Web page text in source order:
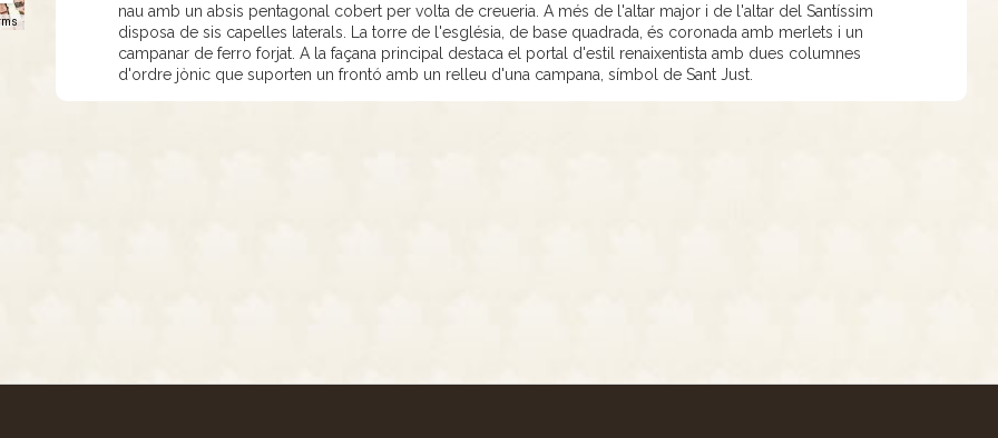
nau amb un absis pentagonal cobert per volta de creueria. A més de l'altar major i de l'altar del Santíssim
disposa de sis capelles laterals. La torre de l'església, de base quadrada, és coronada amb merlets i un
campanar de ferro forjat. A la façana principal destaca el portal d'estil renaixentista amb dues columnes
d'ordre jònic que suporten un frontó amb un relleu d'una campana, símbol de Sant Just.